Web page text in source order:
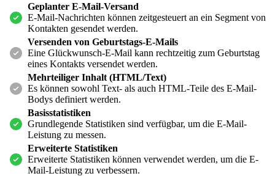
Geplanter E-Mail-Versand
E-Mail-Nachrichten können zeitgesteuert an ein Segment von
Kontakten gesendet werden.
Versenden von Geburtstags-E-Mails
Eine Glückwunsch-E-Mail kann rechtzeitig zum Geburtstag
eines Kontakts versendet werden.
Mehrteiliger Inhalt (HTML/Text)
Es können sowohl Text- als auch HTML-Teile des E-Mail-
Bodys definiert werden.
Basisstatistiken
Grundlegende Statistiken sind verfügbar, um die E-Mail-
Leistung zu messen.
Erweiterte Statistiken
Erweiterte Statistiken können verwendet werden, um die E-
Mail-Leistung zu verbessern.